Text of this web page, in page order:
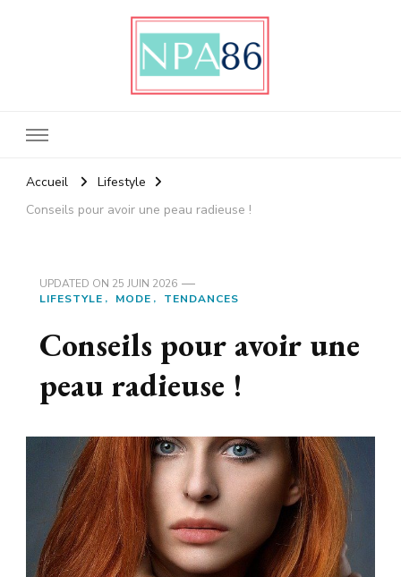
Accueil
Lifestyle
Conseils pour avoir une peau radieuse !
UPDATED ON 25 JUIN 2026
LIFESTYLE
MODE TENDANCES
Conseils pour avoir une
peau radieuse !